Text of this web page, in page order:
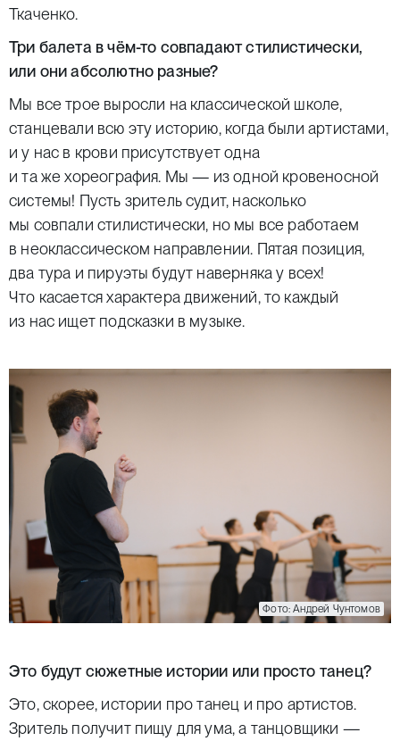
Ткаченко.
Три балета в чём-то совпадают стилистически,
или они абсолютно разные?
Мы все трое выросли на классической школе,
станцевали всю эту историю, когда были артистами,
и у нас в крови присутствует одна
и та же хореография. Мы — из одной кровеносной
системы! Пусть зритель судит, насколько
мы совпали стилистически, но мы все работаем
в неоклассическом направлении. Пятая позиция,
два тура и пируэты будут наверняка у всех!
Что касается характера движений, то каждый
из нас ищет подсказки в музыке.
Фото: Андрей Чунтомов
Это будут сюжетные истории или просто танец?
Это, скорее, истории про танец и про артистов.
Зритель получит пищу для ума, а танцовщики —